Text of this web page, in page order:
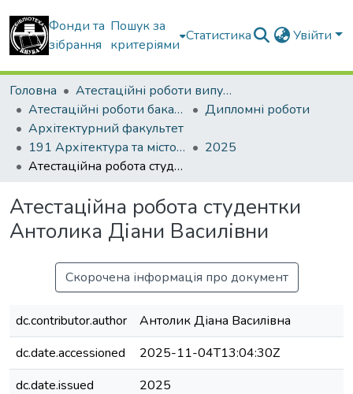
Фонди та
зібрання
Пошук за
критеріями
Статистика Увійти
Головна
Атестаційні роботи випускників
Атестаційні роботи бакалаврів
Дипломні роботи
Архітектурний факультет
191 Архітектура та містобудування
2025
Атестаційна робота студентки Антолика Діани Василівни
Атестаційна робота студентки
Антолика Діани Василівни
Скорочена інформація про документ
dc.contributor.author
Антолик Діана Василівна
dc.date.accessioned
2025-11-04T13:04:30Z
dc.date.issued
2025